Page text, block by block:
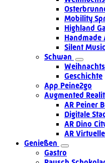
Mobility
Highland
Handmade
Silent
Schwan
Geschichte
App Peine2go
Augmented
AR Peiner
Digitale
AR Dino
AR
Genießen
Gastro